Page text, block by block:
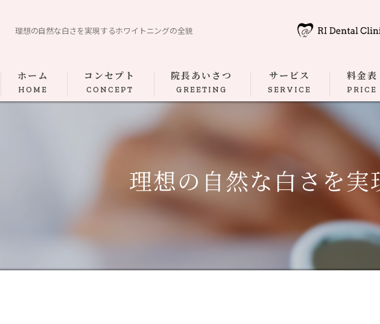
理想の自然な白さを実現するホワイトニングの全貌
ホーム
HOME
コンセプト
CONCEPT
院長あいさつ
GREETING
サービス
SERVICE
料金表
PRICE
理想の自然な白さを